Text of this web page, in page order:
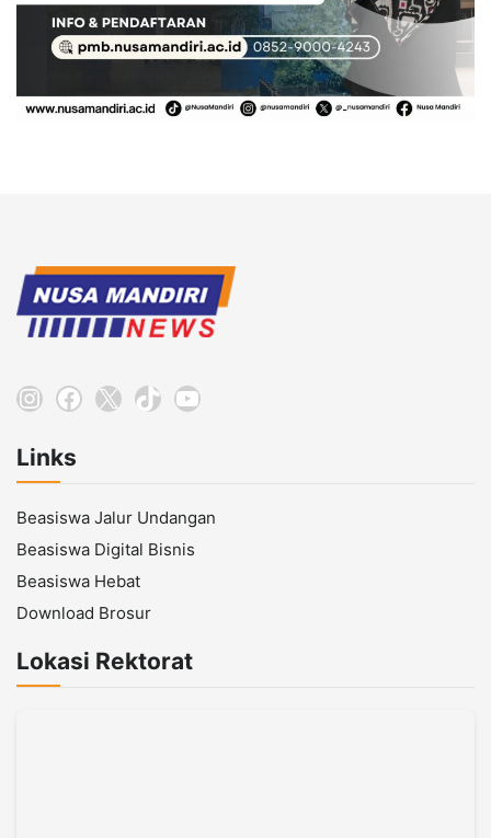
Instagram
Facebook
X TikTokYouTube
Links
Beasiswa Jalur Undangan
Beasiswa Digital Bisnis
Beasiswa Hebat
Download Brosur
Lokasi Rektorat